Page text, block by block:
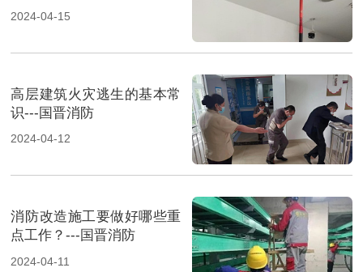
2024-04-15
高层建筑火灾逃生的基本常
识---国晋消防
2024-04-12
消防改造施工要做好哪些重
点工作？---国晋消防
2024-04-11